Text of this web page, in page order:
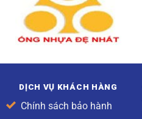
DỊCH VỤ KHÁCH HÀNG
Chính sách bảo hành